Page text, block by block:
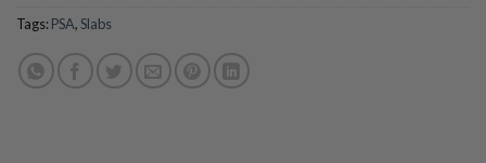
Tags:PSA,Slabs